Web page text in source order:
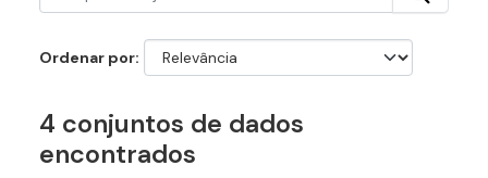
Ordenar por
4 conjuntos de dados
encontrados